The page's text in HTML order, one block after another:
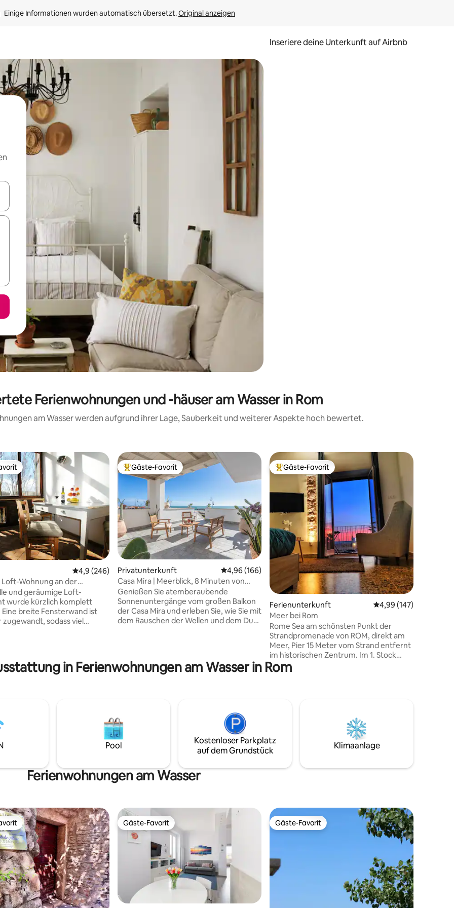
Einige Informationen wurden automatisch übersetzt. Original anzeigen
Inseriere deine Unterkunft auf Airbnb
nach oben und unten oder erkunde die Ergebnisse durch Berühren oder Wischgesten.
Ferienwohnungen und -häuser am Wasser in Rom
am Wasser werden aufgrund ihrer Lage, Sauberkeit und weiterer Aspekte hoch bewertet.
4,95 von 5, 154 Bewertungen
Durchschnittliche Bewertung: 4,9 von 5, 246 Bewertungen
4,9 (246)
Loft-Wohnung an der
Treppe
und geräumige Loft-
wurde kürzlich komplett
breite Fensterwand ist
zugewandt, sodass viel
Küche mit einer
Kaffeemaschine,
Die Wohnung bietet Platz
in einem Kingsize-Bett
bequemen Kingsize-
Beliebter Gäste-Favorit.
Gäste-Favorit
Privatunterkunft Durchschnittliche Bewertung: 4,96 von 5, 166 Bewertungen
4,96 (166)
Casa Mira | Meerblick, 8 Minuten von
FCO, 20 Minuten von Rom entfernt
Genießen Sie atemberaubende
Sonnenuntergänge vom großen Balkon
der Casa Mira und erleben Sie, wie Sie mit
dem Rauschen der Wellen und dem Duft
Antica: nur wenige Schritte entfernt 🚢
Hafen Civitavecchia: 50 min Ideal für
Familien und Gruppen (3 Zimmer, 2
Perfekt für die letzte Etappe Ihrer Reise,
einen römischen Kurztrip oder für Ihren
Sommerurlaub!✨
Beliebter Gäste-Favorit.
Gäste-Favorit
Ferienunterkunft Durchschnittliche
4,99 (147)
Meer bei Rom
Rome Sea am schönsten Punkt der
Strandpromenade von ROM, direkt am
Meer, Pier 15 Meter vom Strand entfernt
im historischen Zentrum. Im 1. Stock
ohne Aufzug in einem historischen und
ruhigen Gebäude mit Balkon mit
25 Minuten mit dem Zug und dem Auto,
Yachthafen und Lipu Park, Tor San
Michele und Pasolini Park 10 Minuten zu
Fuß. viele Restaurants und
Anfrage- ID 34775
in Ferienwohnungen am Wasser in Rom
Pool
Kostenloser Parkplatz
auf dem Grundstück
Klimaanlage
Ferienwohnungen am Wasser
Gäste-Favorit
Gäste-Favorit Gäste-Favorit
Gäste-Favorit